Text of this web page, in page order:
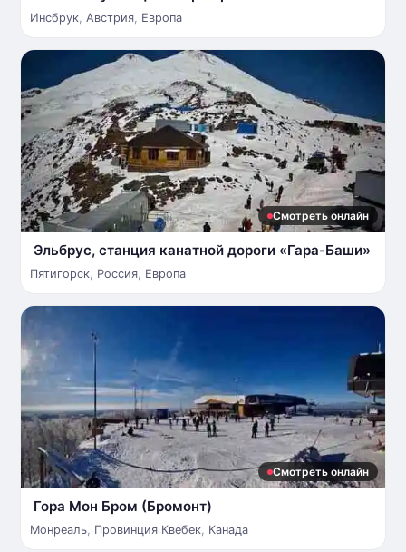
Инсбрук, Австрия, Европа
Смотреть онлайн
Эльбрус, станция канатной дороги «Гара-Баши»
Пятигорск, Россия, Европа
Смотреть онлайн
Гора Мон Бром (Бромонт)
Монреаль, Провинция Квебек, Канада